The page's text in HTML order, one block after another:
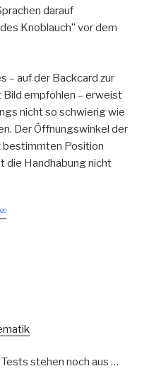
darauf
Knoblauch” vor dem
– auf der Backcard zur
Bild empfohlen – erweist
nicht so schwierig wie
Der Öffnungswinkel der
bestimmten Position
die Handhabung nicht
stehen noch aus …